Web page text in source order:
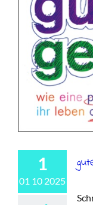
1
01 10 2025